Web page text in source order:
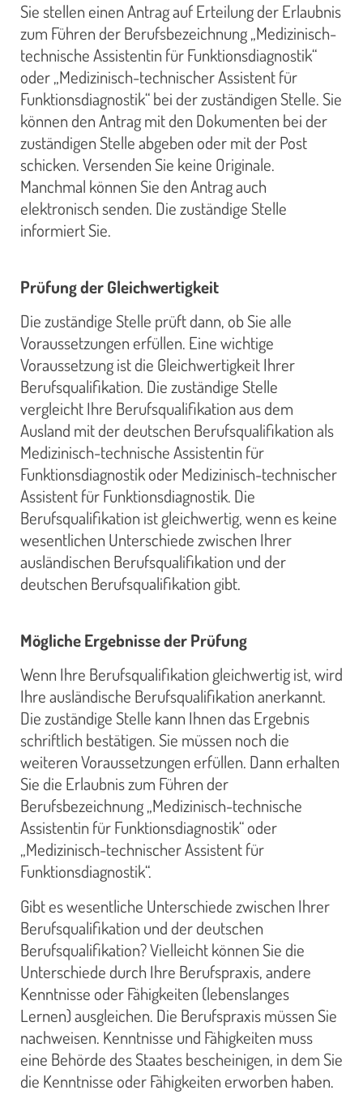
Sie stellen einen Antrag auf Erteilung der Erlaubnis
zum Führen der Berufsbezeichnung „Medizinisch-
technische Assistentin für Funktionsdiagnostik“
oder „Medizinisch-technischer Assistent für
Funktionsdiagnostik“ bei der zuständigen Stelle. Sie
können den Antrag mit den Dokumenten bei der
zuständigen Stelle abgeben oder mit der Post
schicken. Versenden Sie keine Originale.
Manchmal können Sie den Antrag auch
elektronisch senden. Die zuständige Stelle
informiert Sie.
Prüfung der Gleichwertigkeit
Die zuständige Stelle prüft dann, ob Sie alle
Voraussetzungen erfüllen. Eine wichtige
Voraussetzung ist die Gleichwertigkeit Ihrer
Berufsqualifikation. Die zuständige Stelle
vergleicht Ihre Berufsqualifikation aus dem
Ausland mit der deutschen Berufsqualifikation als
Medizinisch-technische Assistentin für
Funktionsdiagnostik oder Medizinisch-technischer
Assistent für Funktionsdiagnostik. Die
Berufsqualifikation ist gleichwertig, wenn es keine
wesentlichen Unterschiede zwischen Ihrer
ausländischen Berufsqualifikation und der
deutschen Berufsqualifikation gibt.
Mögliche Ergebnisse der Prüfung
Wenn Ihre Berufsqualifikation gleichwertig ist, wird
Ihre ausländische Berufsqualifikation anerkannt.
Die zuständige Stelle kann Ihnen das Ergebnis
schriftlich bestätigen. Sie müssen noch die
weiteren Voraussetzungen erfüllen. Dann erhalten
Sie die Erlaubnis zum Führen der
Berufsbezeichnung „Medizinisch-technische
Assistentin für Funktionsdiagnostik“ oder
„Medizinisch-technischer Assistent für
Funktionsdiagnostik“.
Gibt es wesentliche Unterschiede zwischen Ihrer
Berufsqualifikation und der deutschen
Berufsqualifikation? Vielleicht können Sie die
Unterschiede durch Ihre Berufspraxis, andere
Kenntnisse oder Fähigkeiten (lebenslanges
Lernen) ausgleichen. Die Berufspraxis müssen Sie
nachweisen. Kenntnisse und Fähigkeiten muss
eine Behörde des Staates bescheinigen, in dem Sie
die Kenntnisse oder Fähigkeiten erworben haben.